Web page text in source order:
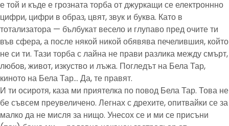
е той и къде е грозната торба от джуркащи се електроннно
цифри, цифри в образ, цвят, звук и буква. Като в
тотализатора — бълбукат весело и глупаво пред очите ти
във сфера, а после някой никой обявява печелившия, който
не си ти. Тази торба с лайна не прави разлика между смърт,
любов, живот, изкуство и лъжа. Погледът на Бела Тар,
киното на Бела Тар… Да, те правят.
И ти осиротя, каза ми приятелка по повод Бела Тар. Това не
бе съвсем преувеличено. Легнах с дрехите, опитвайки се за
малко да не мисля за нищо. Унесох се и ми се присъни